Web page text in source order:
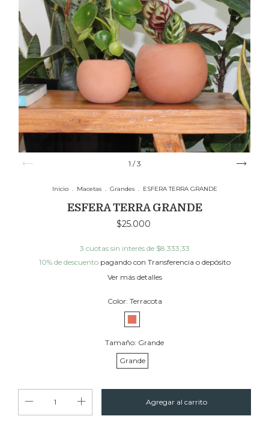
1 /3
Inicio . Macetas . Grandes . ESFERA TERRA GRANDE
ESFERA TERRA GRANDE
$25.000
3 cuotas sin interés de $8.333,33
10% de descuentopagando con Transferencia o depósito
Ver más detalles
Color: Terracota
Tamaño: Grande
Grande